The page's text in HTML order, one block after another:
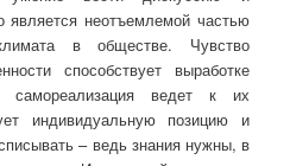
является неотъемлемой частью
в обществе. Чувство
способствует выработке
самореализация ведет к их
индивидуальную позицию и
– ведь знания нужны, в